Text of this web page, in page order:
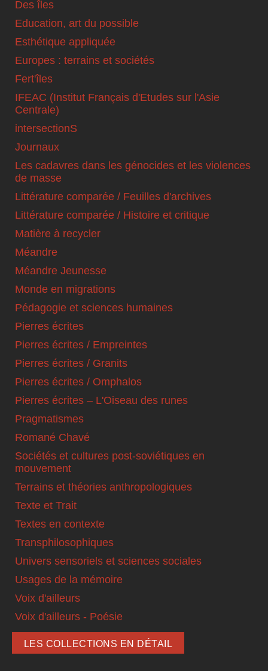
Des îles
Education, art du possible
Esthétique appliquée
Europes : terrains et sociétés
Fert'îles
IFEAC (Institut Français d'Etudes sur l'Asie
Centrale)
intersectionS
Journaux
Les cadavres dans les génocides et les violences
de masse
Littérature comparée / Feuilles d'archives
Littérature comparée / Histoire et critique
Matière à recycler
Méandre
Méandre Jeunesse
Monde en migrations
Pédagogie et sciences humaines
Pierres écrites
Pierres écrites / Empreintes
Pierres écrites / Granits
Pierres écrites / Omphalos
Pierres écrites – L'Oiseau des runes
Pragmatismes
Romané Chavé
Sociétés et cultures post-soviétiques en
mouvement
Terrains et théories anthropologiques
Texte et Trait
Textes en contexte
Transphilosophiques
Univers sensoriels et sciences sociales
Usages de la mémoire
Voix d'ailleurs
Voix d'ailleurs - Poésie
LES COLLECTIONS EN DÉTAIL